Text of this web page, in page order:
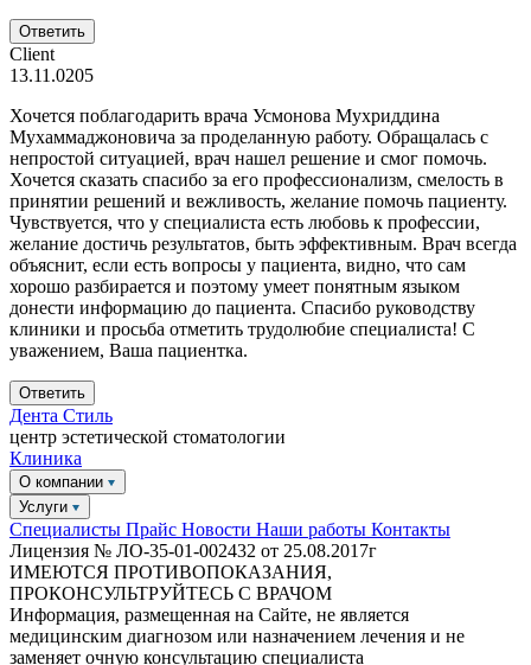
Ответить
Client
13.11.0205
Хочется поблагодарить врача Усмонова Мухриддина
Мухаммаджоновича за проделанную работу. Обращалась с
непростой ситуацией, врач нашел решение и смог помочь.
Хочется сказать спасибо за его профессионализм, смелость в
принятии решений и вежливость, желание помочь пациенту.
Чувствуется, что у специалиста есть любовь к профессии,
желание достичь результатов, быть эффективным. Врач всегда
объяснит, если есть вопросы у пациента, видно, что сам
хорошо разбирается и поэтому умеет понятным языком
донести информацию до пациента. Спасибо руководству
клиники и просьба отметить трудолюбие специалиста! С
уважением, Ваша пациентка.
Ответить
Дента Стиль
центр эстетической стоматологии
Клиника
О компании
Услуги
Специалисты Прайс Новости Наши работы Контакты
Лицензия № ЛО-35-01-002432 от 25.08.2017г
ИМЕЮТСЯ ПРОТИВОПОКАЗАНИЯ,
ПРОКОНСУЛЬТРУЙТЕСЬ С ВРАЧОМ
Информация, размещенная на Сайте, не является
медицинским диагнозом или назначением лечения и не
заменяет очную консультацию специалиста